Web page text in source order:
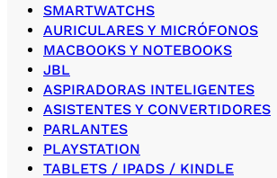
SMARTWATCHS
AURICULARES Y MICRÓFONOS
MACBOOKS Y NOTEBOOKS
JBL
ASPIRADORAS INTELIGENTES
ASISTENTES Y CONVERTIDORES
PARLANTES
PLAYSTATION
TABLETS / IPADS / KINDLE